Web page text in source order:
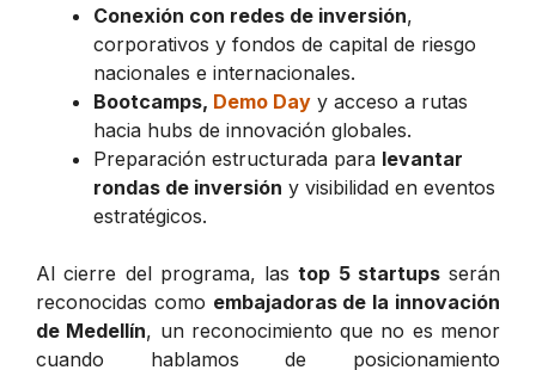
Conexión con redes de inversión,
corporativos y fondos de capital de riesgo
nacionales e internacionales.
Bootcamps, Demo Day y acceso a rutas
hacia hubs de innovación globales.
Preparación estructurada para levantar
rondas de inversión y visibilidad en eventos
estratégicos.
Al cierre del programa, lastop 5 startupsserán
reconocidas como embajadoras de la innovación
de Medellín, un reconocimiento que no es menor
cuando hablamos de posicionamiento